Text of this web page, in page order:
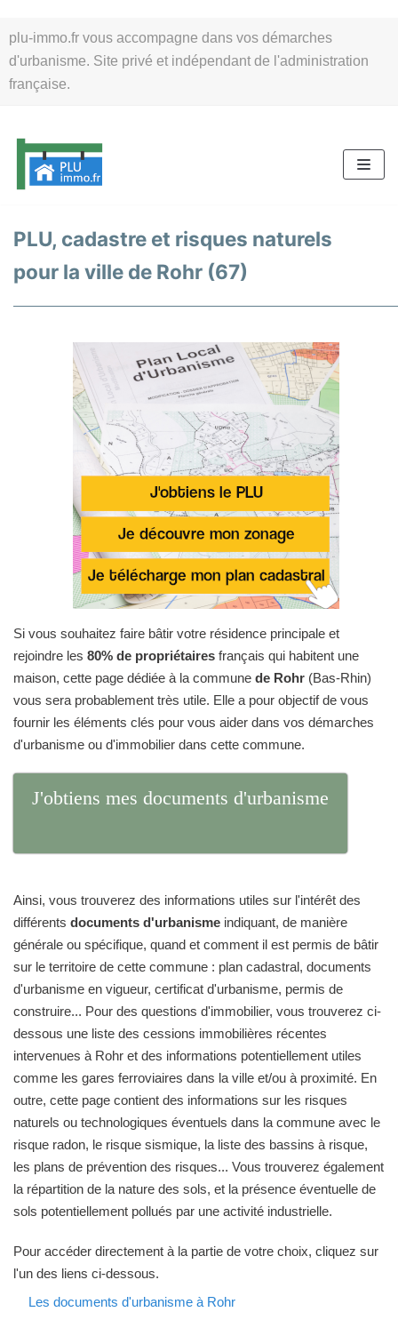
plu-immo.fr vous accompagne dans vos démarches
d'urbanisme. Site privé et indépendant de l'administration
française.
au
contenu
PLU, cadastre et risques naturels
pour la ville de Rohr (67)
Si vous souhaitez faire bâtir votre résidence principale et
rejoindre les 80% de propriétaires français qui habitent une
maison, cette page dédiée à la commune de Rohr (Bas-Rhin)
vous sera probablement très utile. Elle a pour objectif de vous
fournir les éléments clés pour vous aider dans vos démarches
d'urbanisme ou d'immobilier dans cette commune.
J'obtiens mes documents d'urbanisme
Ainsi, vous trouverez des informations utiles sur l'intérêt des
différents documents d'urbanisme indiquant, de manière
générale ou spécifique, quand et comment il est permis de bâtir
sur le territoire de cette commune : plan cadastral, documents
d'urbanisme en vigueur, certificat d'urbanisme, permis de
construire... Pour des questions d'immobilier, vous trouverez ci-
dessous une liste des cessions immobilières récentes
intervenues à Rohr et des informations potentiellement utiles
comme les gares ferroviaires dans la ville et/ou à proximité. En
outre, cette page contient des informations sur les risques
naturels ou technologiques éventuels dans la commune avec le
risque radon, le risque sismique, la liste des bassins à risque,
les plans de prévention des risques... Vous trouverez également
la répartition de la nature des sols, et la présence éventuelle de
sols potentiellement pollués par une activité industrielle.
Pour accéder directement à la partie de votre choix, cliquez sur
l'un des liens ci-dessous.
Les documents d'urbanisme à Rohr